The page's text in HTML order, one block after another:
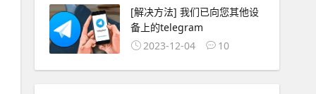
[解决方法] 我们已向您其他设
备上的telegram
2023-12-04
10